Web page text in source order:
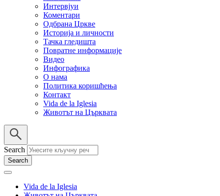
Интервјуи
Коментари
Одбрана Цркве
Историја и личности
Тачка гледишта
Повратне информације
Видео
Инфографика
О нама
Политика коришћења
Контакт
Vida de la Iglesia
Животът на Църквата
Search
Vida de la Iglesia